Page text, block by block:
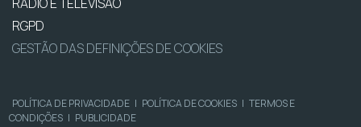
RGPD
GESTÃO DAS DEFINIÇÕES DE COOKIES
POLÍTICA DE PRIVACIDADE | POLÍTICA DE COOKIES | TERMOS E
CONDIÇÕES | PUBLICIDADE